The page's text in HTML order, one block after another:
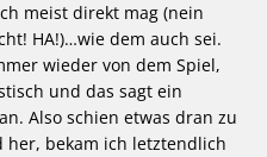
meist direkt mag (nein
HA!)…wie dem auch sei.
wieder von dem Spiel,
und das sagt ein
Also schien etwas dran zu
bekam ich letztendlich